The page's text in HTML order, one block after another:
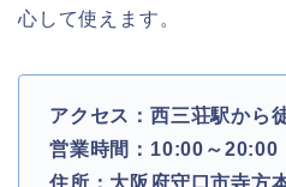
心して使えます。
アクセス：西三荘駅から
営業時間：10:00～20:00